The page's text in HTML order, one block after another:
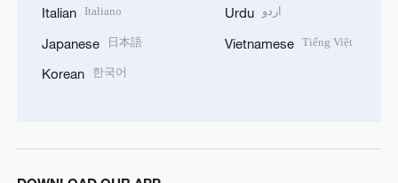
Italian Italiano
Japanese 日本語
Korean 한국어
Urdu اردو
Vietnamese Tiếng Việt